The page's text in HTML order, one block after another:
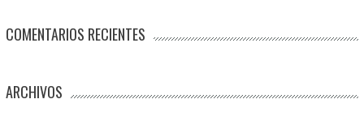
COMENTARIOS RECIENTES
ARCHIVOS